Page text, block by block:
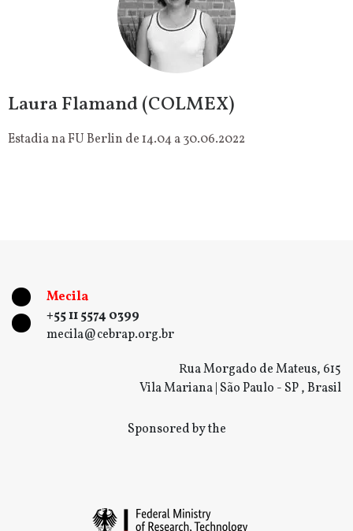
Laura Flamand (COLMEX)
Estadia na FU Berlin de 14.04 a 30.06.2022
Mecila
+55 11 5574 0399
mecila@cebrap.org.br
Rua Morgado de Mateus, 615
Vila Mariana | São Paulo - SP , Brasil
Sponsored by the